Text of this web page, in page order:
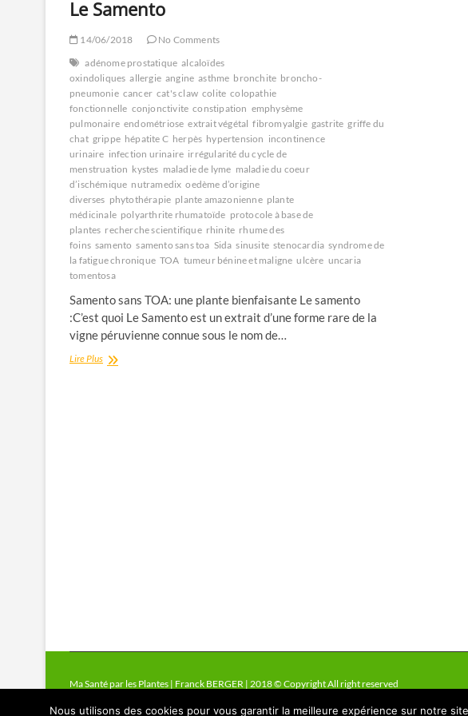
Le Samento
14/06/2018
No Comments
adénome prostatique alcaloïdes
oxindoliques allergie angine asthme bronchite broncho-
pneumonie cancer cat's claw colite colopathie
fonctionnelle conjonctivite constipation emphysème
pulmonaire endométriose extrait végétal fibromyalgie gastrite griffe du
chat grippe hépatite C herpès hypertension incontinence
urinaire infection urinaire irrégularité du cycle de
menstruation kystes maladie de lyme maladie du coeur
d’ischémique nutramedix oedème d’origine
diverses phytothérapie plante amazonienne plante
médicinale polyarthrite rhumatoïde protocole à base de
plantes recherche scientifique rhinite rhume des
foins samento samento sans toa Sida sinusite stenocardia syndrome de
la fatigue chronique TOA tumeur bénine et maligne ulcère uncaria
tomentosa
Samento sans TOA: une plante bienfaisante Le samento
:C’est quoi Le Samento est un extrait d’une forme rare de la
vigne péruvienne connue sous le nom de…
Lire PlusLe
Ma Santé par les Plantes | Franck BERGER | 2018 © Copyright All right reserved
Nous utilisons des cookies pour vous garantir la meilleure expérience sur notre